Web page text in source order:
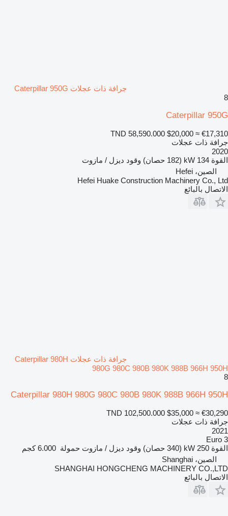
جرافة ذات عجلات Caterpillar 950G
8
Caterpillar 950G
TND 58,590.000 $20,000 ≈ €17,310
جرافة ذات عجلات
2020
القوة 134 kW (182 حصان) وقود ديزل / مازوت
الصين، Hefei
Hefei Huake Construction Machinery Co., Ltd
الاتصال بالبائع
جرافة ذات عجلات Caterpillar 980H
980G 980C 980B 980K 988B 966H 950H
8
Caterpillar 980H 980G 980C 980B 980K 988B 966H 950H
TND 102,500.000 $35,000 ≈ €30,290
جرافة ذات عجلات
2021
Euro 3
القوة 250 kW (340 حصان) وقود ديزل / مازوت حمولة 6.000 كجم
الصين، Shanghai
SHANGHAI HONGCHENG MACHINERY CO.,LTD
الاتصال بالبائع